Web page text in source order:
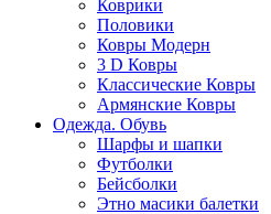
Коврики
Половики
Ковры Модерн
3 D Ковры
Классические Ковры
Армянские Ковры
Одежда. Обувь
Шарфы и шапки
Футболки
Бейсболки
Этно масики балетки